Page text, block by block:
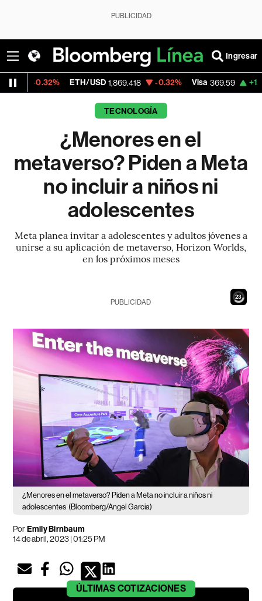
PUBLICIDAD
Ingresar
ETH/USD 1,869.418 -0.32% Visa 369.59 +1.07%
TECNOLOGÍA
¿Menores en el
metaverso? Piden a Meta
no incluir a niños ni
adolescentes
Meta planea invitar a adolescentes y adultos jóvenes a
unirse a su aplicación de metaverso, Horizon Worlds,
en los próximos meses
21
PUBLICIDAD
¿Menores en el metaverso? Piden a Meta no incluir a niños ni
adolescentes (Bloomberg/Angel Garcia)
PorEmily Birnbaum
14 de abril, 2023 | 01:25 PM
ÚLTIMAS COTIZACIONES